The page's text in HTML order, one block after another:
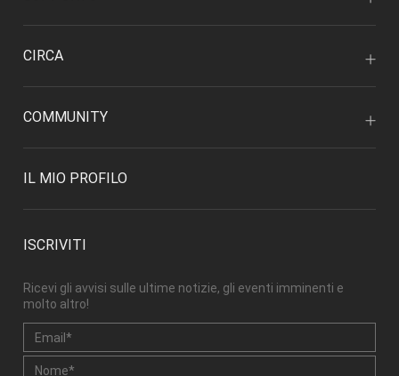
CIRCA
COMMUNITY
IL MIO PROFILO
ISCRIVITI
Ricevi gli avvisi sulle ultime notizie, gli eventi imminenti e
molto altro!